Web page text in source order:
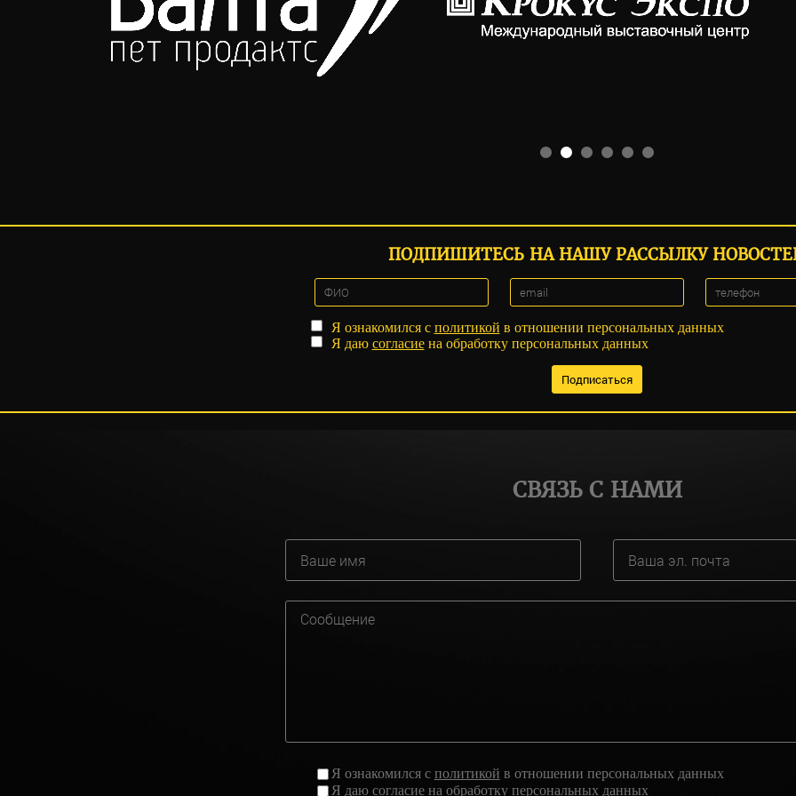
ПОДПИШИТЕСЬ НА НАШУ РАССЫЛКУ
Я ознакомился с политикой в отношении персональных данных
Я даю согласиена обработку персональных данных
СВЯЗЬ С НАМИ
Я ознакомился с политикой в отношении персональных данных
Я даю согласиена обработку персональных данных